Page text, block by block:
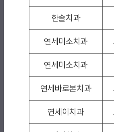
한솔치과
연세미소치과
연세미소치과
연세바로본치과
연세이치과